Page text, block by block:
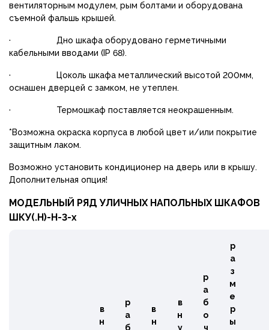
вентиляторным модулем, рым болтами и оборудована
съемной фальшь крышей.
· Дно шкафа оборудовано герметичными
кабельными вводами (IP 68).
· Цоколь шкафа металлический высотой 200мм,
оснашен дверцей с замком, не утеплен.
· Термошкаф поставляется неокрашенным.
*Возможна окраска корпуса в любой цвет и/или покрытие
защитным лаком.
Возможно установить кондиционер на дверь или в крышу.
Дополнительная опция!
МОДЕЛЬНЫЙ РЯД УЛИЧНЫХ НАПОЛЬНЫХ ШКАФОВ
ШКУ(.Н)-Н-3-х
в
н
р
а
б
в
н
в
н
у
р
а
б
о
ч
р
а
з
м
е
р
ы